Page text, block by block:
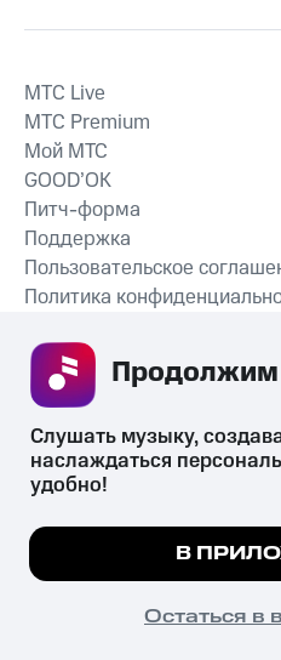
СКАЧАТЬ
MTС Live
MTС Premium
Мой МТС
GOOD’OK
Питч-форма
Поддержка
Пользовательское
Политика
психотропных веществ, их
их незаконный оборот запрещён
законодательством
© 2026 ООО «КИОН».
Все права защищены
Мы используем куки,
Подробнее
Слушать музыку,
наслаждаться
удобно!
В
Остаться в